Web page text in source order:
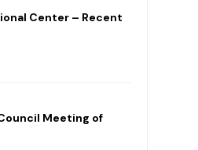
Center – Recent
Meeting of